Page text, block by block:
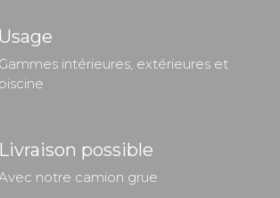
Usage
Gammes intérieures, extérieures et
piscine
Livraison possible
notre camion grue